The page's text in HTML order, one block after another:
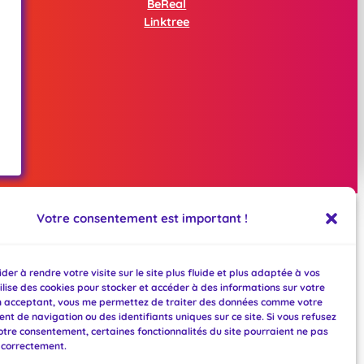
Votre consentement est important !
à rendre votre visite sur le site plus fluide et plus adaptée à vos
des cookies pour stocker et accéder à des informations sur votre
acceptant, vous me permettez de traiter des données comme votre
de navigation ou des identifiants uniques sur ce site. Si vous refusez
consentement, certaines fonctionnalités du site pourraient ne pas
BeReal
Linktree